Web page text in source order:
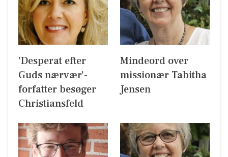
’Desperat efter
Guds nærvær’-
forfatter besøger
Christiansfeld
Mindeord over
missionær Tabitha
Jensen